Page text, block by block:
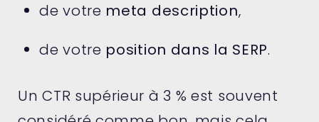
de votre meta description,
de votre position dans la SERP.
Un CTR supérieur à 3 % est souvent